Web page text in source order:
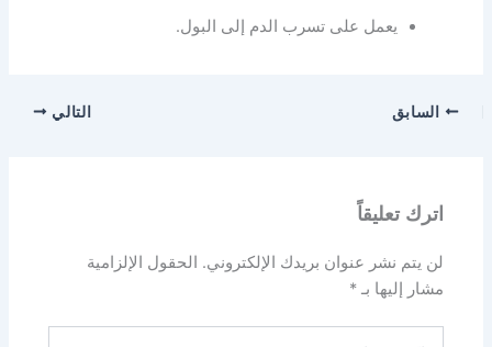
يعمل على تسرب الدم إلى البول.
السابق التالي
اترك تعليقاً
لن يتم نشر عنوان بريدك الإلكتروني.
الحقول الإلزامية
مشار إليها بـ*